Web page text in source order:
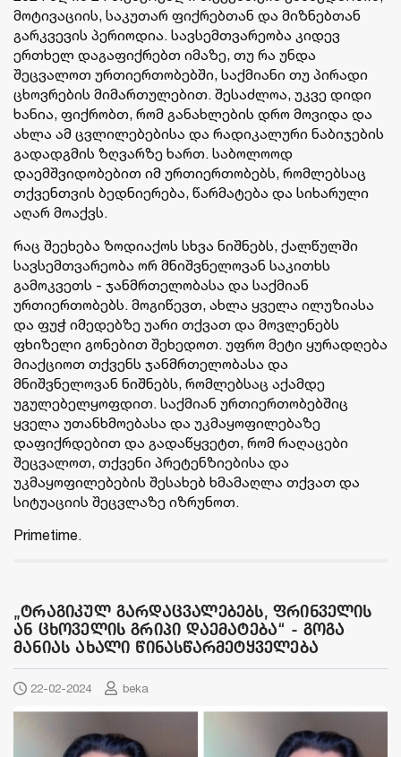
მოტივაციის, საკუთარ ფიქრებთან და მიზნებთან
გარკვევის პერიოდია. სავსემთვარეობა კიდევ
ერთხელ დაგაფიქრებთ იმაზე, თუ რა უნდა
შეცვალოთ ურთიერთობებში, საქმიანი თუ პირადი
ცხოვრების მიმართულებით. შესაძლოა, უკვე დიდი
ხანია, ფიქრობთ, რომ განახლების დრო მოვიდა და
ახლა ამ ცვლილებებისა და რადიკალური ნაბიჯების
გადადგმის ზღვარზე ხართ. საბოლოოდ
დაემშვიდობებით იმ ურთიერთობებს, რომლებსაც
თქვენთვის ბედნიერება, წარმატება და სიხარული
აღარ მოაქვს.
რაც შეეხება ზოდიაქოს სხვა ნიშნებს, ქალწულში
სავსემთვარეობა ორ მნიშვნელოვან საკითხს
გამოკვეთს - ჯანმრთელობასა და საქმიან
ურთიერთობებს. მოგიწევთ, ახლა ყველა ილუზიასა
და ფუჭ იმედებზე უარი თქვათ და მოვლენებს
ფხიზელი გონებით შეხედოთ. უფრო მეტი ყურადღება
მიაქციოთ თქვენს ჯანმრთელობასა და
მნიშვნელოვან ნიშნებს, რომლებსაც აქამდე
უგულებელყოფდით. საქმიან ურთიერთობებშიც
ყველა უთანხმოებასა და უკმაყოფილებაზე
დაფიქრდებით და გადაწყვეტთ, რომ რაღაცები
შეცვალოთ, თქვენი პრეტენზიებისა და
უკმაყოფილებების შესახებ ხმამაღლა თქვათ და
სიტუაციის შეცვლაზე იზრუნოთ.
Primetime.
„ტრაგიკულ გარდაცვალებებს, ფრინველის
ან ცხოველის გრიპი დაემატება“ - გოგა
მანიას ახალი წინასწარმეტყველება
22-02-2024 beka